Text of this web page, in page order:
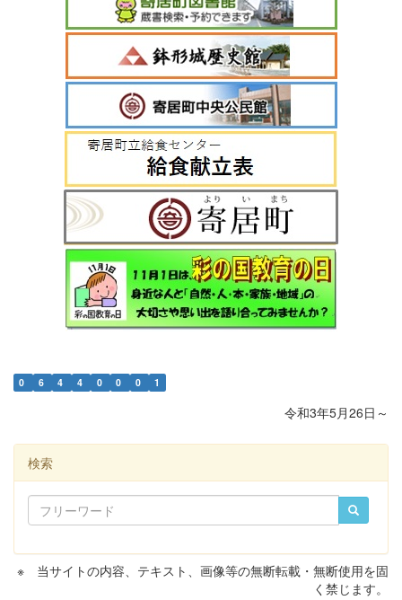
0 6 4 4 0 0 0 1
令和3年5月26日～
検索
※ 当サイトの内容、テキスト、画像等の無断転載・無断使用を固
く禁じます。